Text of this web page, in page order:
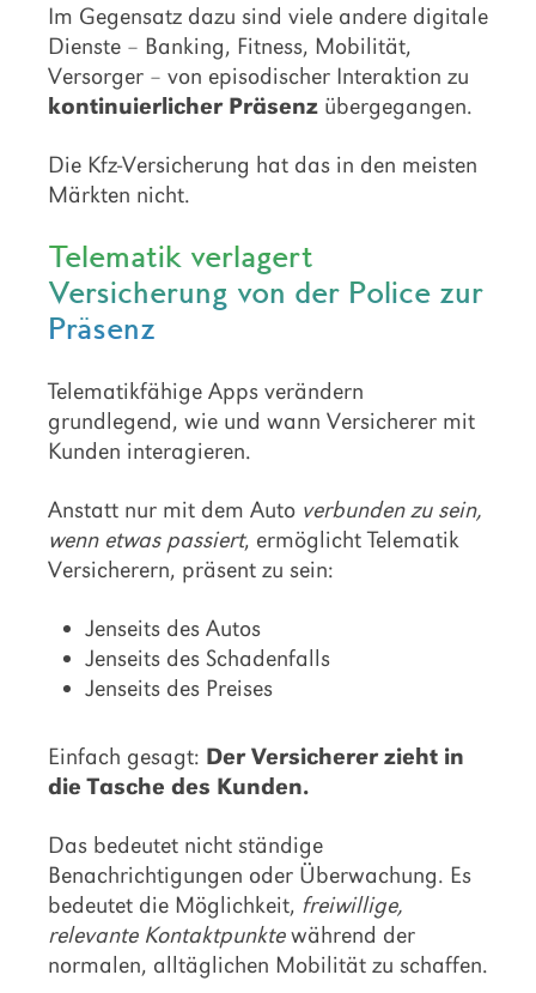
Im Gegensatz dazu sind viele andere digitale
Dienste – Banking, Fitness, Mobilität,
Versorger – von episodischer Interaktion zu
kontinuierlicher Präsenz übergegangen.
Die Kfz-Versicherung hat das in den meisten
Märkten nicht.
Telematik verlagert
Versicherung von der Police zur
Präsenz
Telematikfähige Apps verändern
grundlegend, wie und wann Versicherer mit
Kunden interagieren.
Anstatt nur mit dem Auto verbunden zu sein,
wenn etwas passiert, ermöglicht Telematik
Versicherern, präsent zu sein:
Jenseits des Autos
Jenseits des Schadenfalls
Jenseits des Preises
Einfach gesagt: Der Versicherer zieht in
die Tasche des Kunden.
Das bedeutet nicht ständige
Benachrichtigungen oder Überwachung. Es
bedeutet die Möglichkeit, freiwillige,
relevante Kontaktpunktewährend der
normalen, alltäglichen Mobilität zu schaffen.